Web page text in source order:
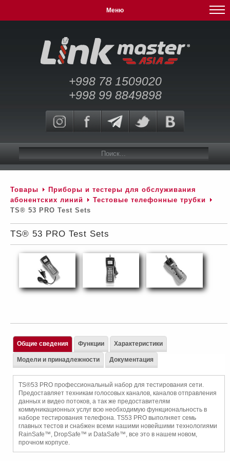
Меню
+998 78 1509020
+998 99 8849898
Товары
Приборы и тестеры для обслуживания
абонентских линий
Тестовые телефонные трубки
TS® 53 PRO Test Sets
TS® 53 PRO Test Sets
Общие сведения
TS®53 PRO профессиональный набор для тестирования сети.
Предоставляет техникам голосовых каналов, каналов отправления
данных и видео потоков, а так же предоставителям
коммуникационных услуг всю необходимую функциональность в
наборе тестирования телефона. TS53 PRO выполняет семь
главных тестов и снабжен всеми нашими новейшими технологиями
RainSafe™, DropSafe™ и DataSafe™, все это в нашем новом,
прочном корпусе.
Функции Характеристики
Модели и принадлежности Документация